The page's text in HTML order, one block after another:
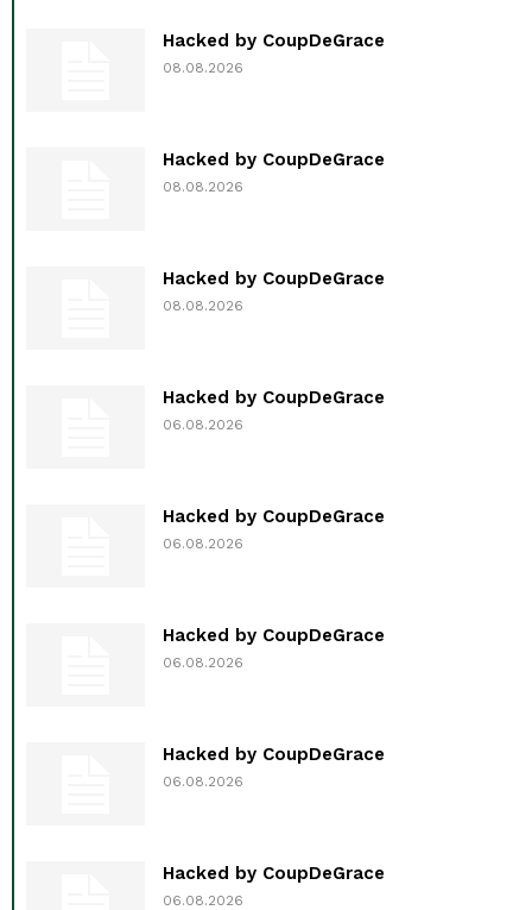
Hacked by CoupDeGrace
08.08.2026
Hacked by CoupDeGrace
08.08.2026
Hacked by CoupDeGrace
08.08.2026
Hacked by CoupDeGrace
06.08.2026
Hacked by CoupDeGrace
06.08.2026
Hacked by CoupDeGrace
06.08.2026
Hacked by CoupDeGrace
06.08.2026
Hacked by CoupDeGrace
06.08.2026